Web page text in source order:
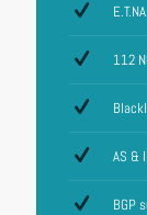
E.T.NA.
112
AS &
BGP